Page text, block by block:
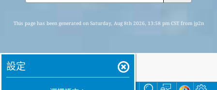
This page has been generated on Saturday, Aug 8th 2026, 13:58 pm CST from jp2n
設定